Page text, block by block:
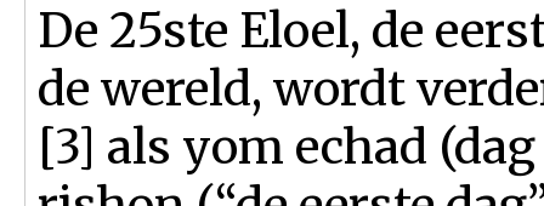
De 25ste Eloel, de
de wereld, wordt
[3] als yom echad